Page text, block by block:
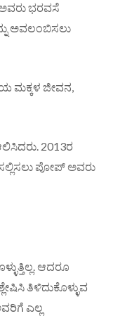
ಭರವಸೆ
ಅವಲಂಬಿಸಲು
ಮಕ್ಕಳ ಜೀವನ,
2013ರ
ಪೋಪ್ ಅವರು
ಆದರೂ
ತಿಳಿದುಕೊಳ್ಳುವ
ಎಲ್ಲ